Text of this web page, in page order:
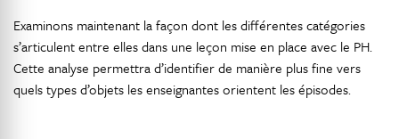
Examinons maintenant la façon dont les différentes catégories
s’articulent entre elles dans une leçon mise en place avec le PH.
Cette analyse permettra d’identifier de manière plus fine vers
quels types d’objets les enseignantes orientent les épisodes.